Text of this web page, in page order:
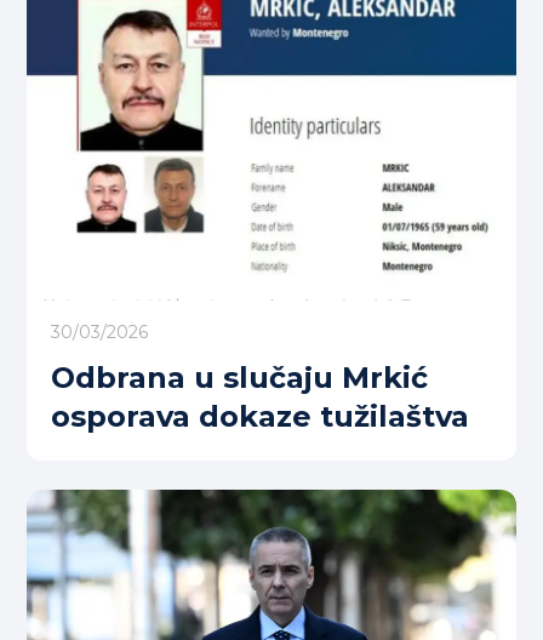
30/03/2026
Odbrana u slučaju Mrkić
osporava dokaze tužilaštva